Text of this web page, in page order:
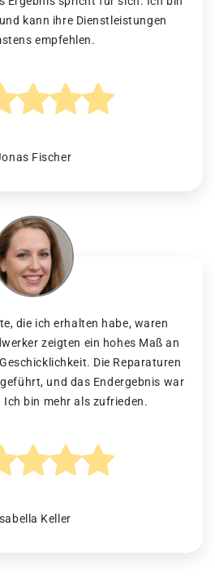
kann ihre Dienstleistungen
empfehlen.
Fischer
die ich erhalten habe, waren
zeigten ein hohes Maß an
Die Reparaturen
und das Endergebnis war
Ich bin mehr als zufrieden.
Keller